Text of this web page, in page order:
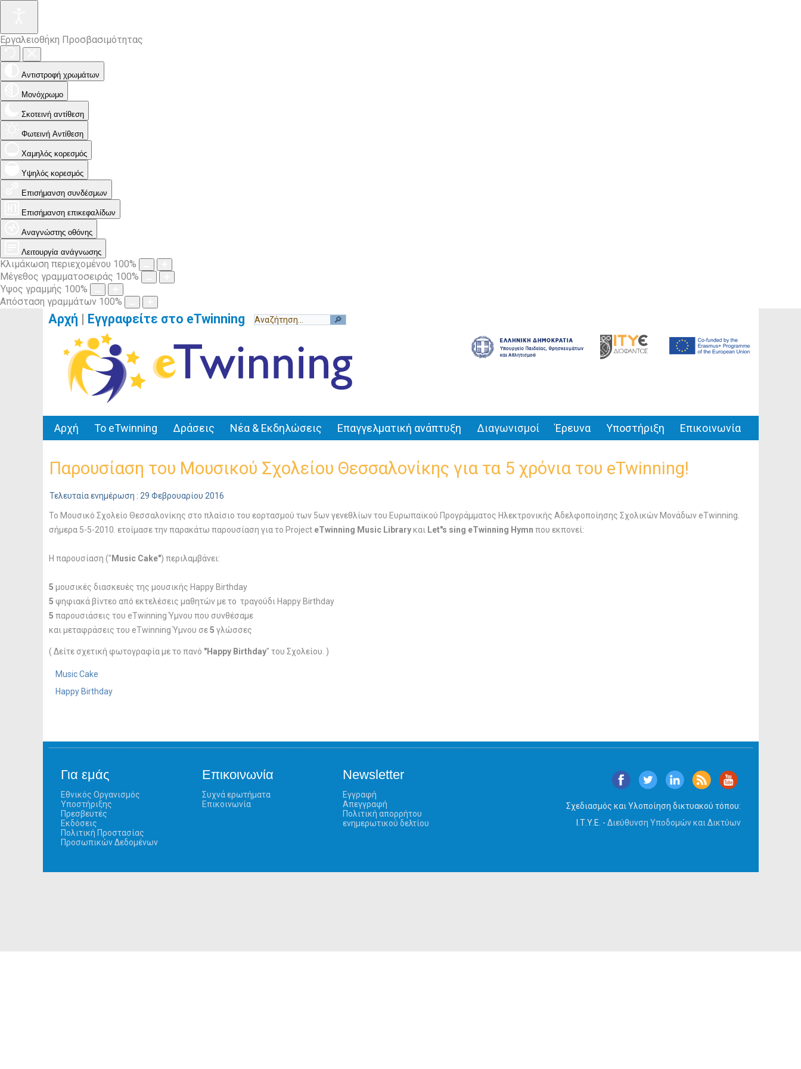
Εργαλειοθήκη Προσβασιμότητας
Αντιστροφή χρωμάτων
Μονόχρωμο
Σκοτεινή αντίθεση
Φωτεινή Αντίθεση
Χαμηλός κορεσμός
Υψηλός κορεσμός
Επισήμανση συνδέσμων
Επισήμανση επικεφαλίδων
Αναγνώστης οθόνης
Λειτουργία ανάγνωσης
Κλιμάκωση περιεχομένου 100%
Μέγεθος γραμματοσειράς 100%
Ύψος γραμμής 100%
Απόσταση γραμμάτων 100%
Αρχή | Εγγραφείτε στο eTwinning
Αρχή Το eTwinning Δράσεις Νέα & Εκδηλώσεις Επαγγελματική ανάπτυξη Διαγωνισμοί Έρευνα Υποστήριξη Επικοινωνία
Παρουσίαση του Μουσικού Σχολείου Θεσσαλονίκης για τα 5 χρόνια του eTwinning!
Τελευταία ενημέρωση : 29 Φεβρουαρίου 2016
Το Μουσικό Σχολείο Θεσσαλονίκης στο πλαίσιο του εορτασμού των 5ων γενεθλίων του Ευρωπαϊκού Προγράμματος Ηλεκτρονικής Αδελφοποίησης Σχολικών Μονάδων eTwinning.
σήμερα 5-5-2010. ετοίμασε την παρακάτω παρουσίαση για το Project eTwinning Music Libraryκαι Let"s sing eTwinning Hymn που εκπονεί:
Η παρουσίαση (" Music Cake") περιλαμβάνει:
5 μουσικές διασκευές της μουσικής Happy Birthday
5 ψηφιακά βίντεο από εκτελέσεις μαθητών με το τραγούδι Happy Birthday
5 παρουσιάσεις του eTwinning Ύμνου που συνθέσαμε
και μεταφράσεις του eTwinning Ύμνου σε5 γλώσσες
( Δείτε σχετική φωτογραφία με το πανό "Happy Birthday" του Σχολείου. )
Music Cake
Happy Birthday
Για εμάς
Εθνικός Οργανισμός
Υποστήριξης
Πρεσβευτές
Εκδόσεις
Πολιτική Προστασίας
Προσωπικών Δεδομένων
Επικοινωνία
Συχνά ερωτήματα
Επικοινωνία
Newsletter
Εγγραφή
Απεγγραφή
Πολιτική απορρήτου
ενημερωτικού δελτίου
Σχεδιασμός και Υλοποίηση δικτυακού τόπου:
Ι.Τ.Υ.Ε. - Διεύθυνση Υποδομών και Δικτύων